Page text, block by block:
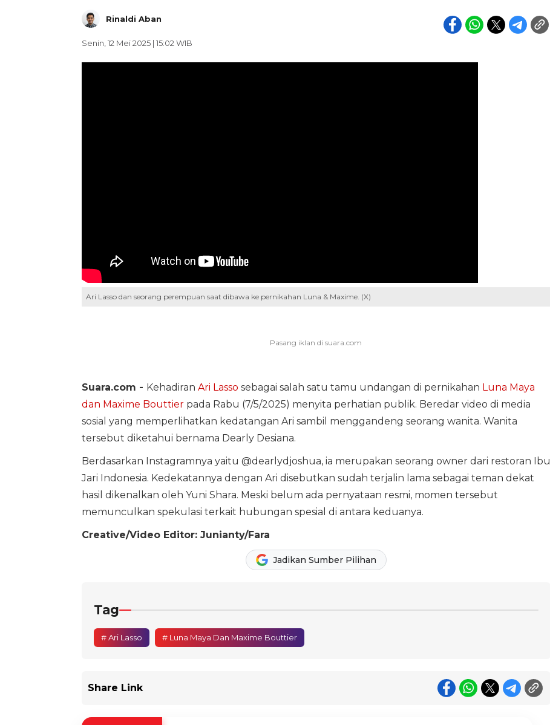
Rinaldi Aban
Senin, 12 Mei 2025 | 15:02 WIB
Ari Lasso dan seorang perempuan saat dibawa ke pernikahan Luna & Maxime. (X)
Suara.com - Kehadiran Ari Lasso sebagai salah satu tamu undangan di pernikahan Luna Maya
dan Maxime Bouttierpada Rabu (7/5/2025) menyita perhatian publik. Beredar video di media
sosial yang memperlihatkan kedatangan Ari sambil menggandeng seorang wanita. Wanita
tersebut diketahui bernama Dearly Desiana.
Berdasarkan Instagramnya yaitu @dearlydjoshua, ia merupakan seorang owner dari restoran Ibu
Jari Indonesia. Kedekatannya dengan Ari disebutkan sudah terjalin lama sebagai teman dekat
hasil dikenalkan oleh Yuni Shara. Meski belum ada pernyataan resmi, momen tersebut
memunculkan spekulasi terkait hubungan spesial di antara keduanya.
Creative/Video Editor: Junianty/Fara
Jadikan Sumber Pilihan
Tag
# Ari Lasso # Luna Maya Dan Maxime Bouttier
Share Link